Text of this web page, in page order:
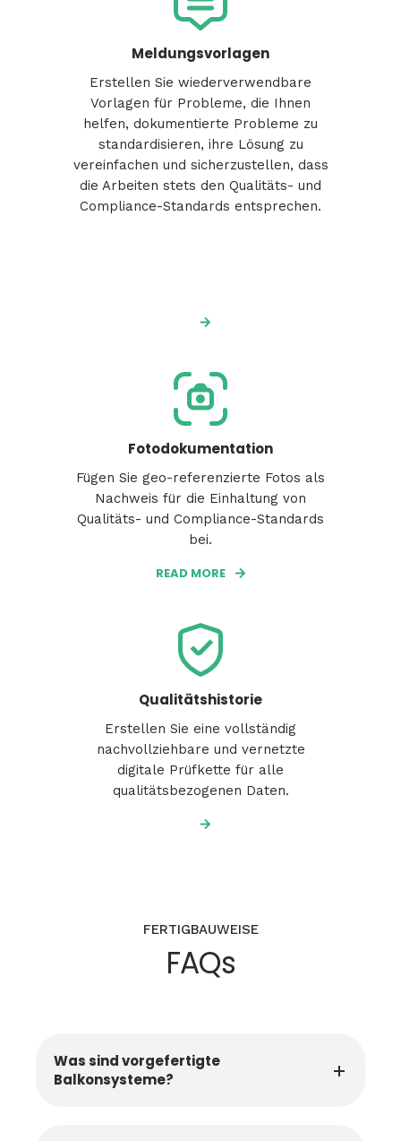
Meldungsvorlagen
Erstellen Sie wiederverwendbare
Vorlagen für Probleme, die Ihnen
helfen, dokumentierte Probleme zu
standardisieren, ihre Lösung zu
vereinfachen und sicherzustellen, dass
die Arbeiten stets den Qualitäts- und
Compliance-Standards entsprechen.
Fotodokumentation
Fügen Sie geo-referenzierte Fotos als
Nachweis für die Einhaltung von
Qualitäts- und Compliance-Standards
bei.
READ MORE
Qualitätshistorie
Erstellen Sie eine vollständig
nachvollziehbare und vernetzte
digitale Prüfkette für alle
qualitätsbezogenen Daten.
FERTIGBAUWEISE
FAQs
Was sind vorgefertigte
Balkonsysteme?